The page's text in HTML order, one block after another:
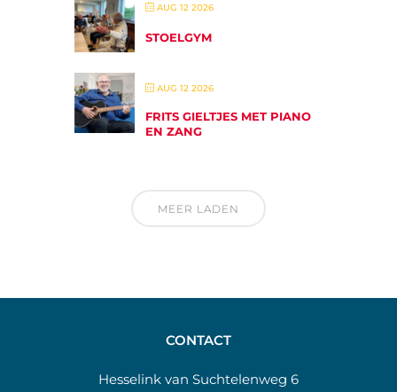
AUG 12 2026
STOELGYM
AUG 12 2026
FRITS GIELTJES MET PIANO
EN ZANG
MEER LADEN
CONTACT
Hesselink van Suchtelenweg 6